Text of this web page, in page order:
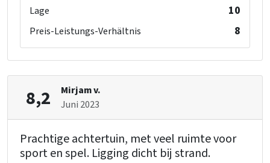
Lage 10
Preis-Leistungs-Verhältnis 8
8,2
Mirjam v.
Juni 2023
Prachtige achtertuin, met veel ruimte voor
sport en spel. Ligging dicht bij strand.